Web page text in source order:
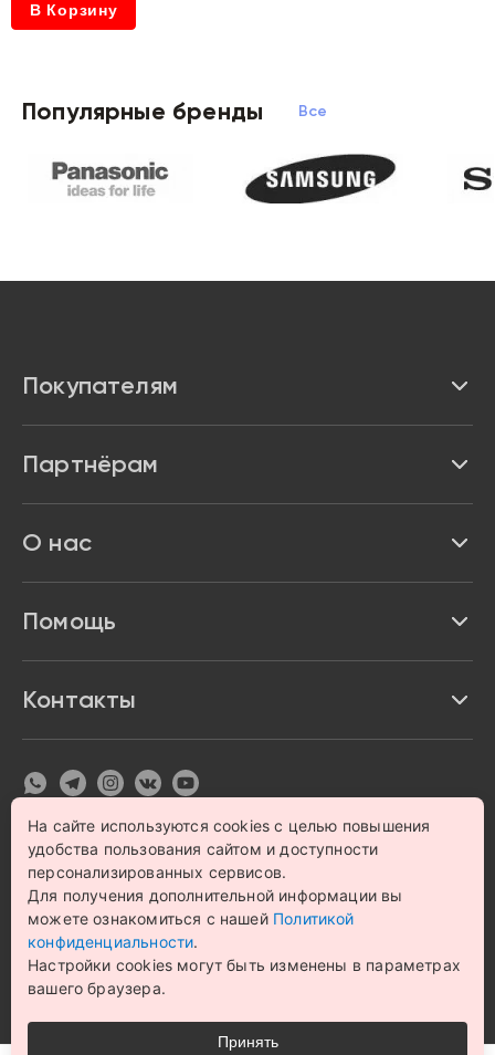
В Корзину
Популярные бренды Все бренды
Покупателям
Доставка и оплата
Акции и скидки
Возврат товара
Политика конфиденциальности
Согласие на обработку персональных данных
Партнёрам
О нас
Помощь
Карта сайта
Контакты
© 1993 – 2026 Магазин бытовой техники и электроники
«Impulse». Все права защищены.
Цена на сайте носит информационный характер и не
является публичной офертой
На сайте используются cookies с целью повышения
удобства пользования сайтом и доступности
персонализированных сервисов.
Для получения дополнительной информации вы
можете ознакомиться с нашей Политикой
конфиденциальности.
Настройки cookies могут быть изменены в параметрах
вашего браузера.
Принять